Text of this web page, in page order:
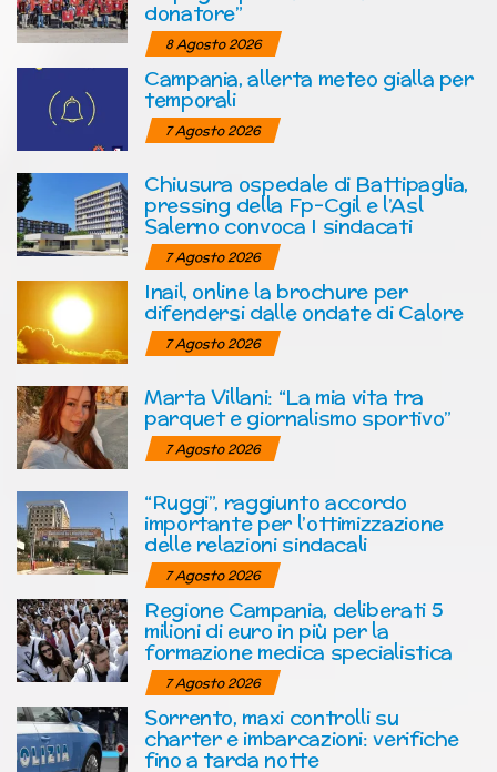
donatore”
8 Agosto 2026
Campania, allerta meteo gialla per
temporali
7 Agosto 2026
Chiusura ospedale di Battipaglia,
pressing della Fp-Cgil e l’Asl
Salerno convoca I sindacati
7 Agosto 2026
Inail, online la brochure per
difendersi dalle ondate di Calore
7 Agosto 2026
Marta Villani: “La mia vita tra
parquet e giornalismo sportivo”
7 Agosto 2026
“Ruggi”, raggiunto accordo
importante per l’ottimizzazione
delle relazioni sindacali
7 Agosto 2026
Regione Campania, deliberati 5
milioni di euro in più per la
formazione medica specialistica
7 Agosto 2026
Sorrento, maxi controlli su
charter e imbarcazioni: verifiche
fino a tarda notte